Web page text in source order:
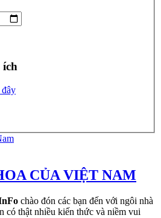
CỦA VIỆT NAM
chào đón các bạn đến với ngôi nhà
có thật nhiều kiến thức và niềm vui